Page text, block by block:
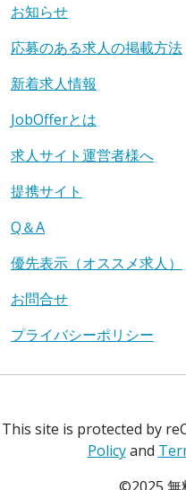
お知らせ
応募のある求人の掲載方法
新着求人情報
JobOfferとは
求人サイト運営者様へ
提携サイト
Q＆A
優先表示（オススメ求人）
お問合せ
プライバシーポリシー
This site is protected by
Policyand